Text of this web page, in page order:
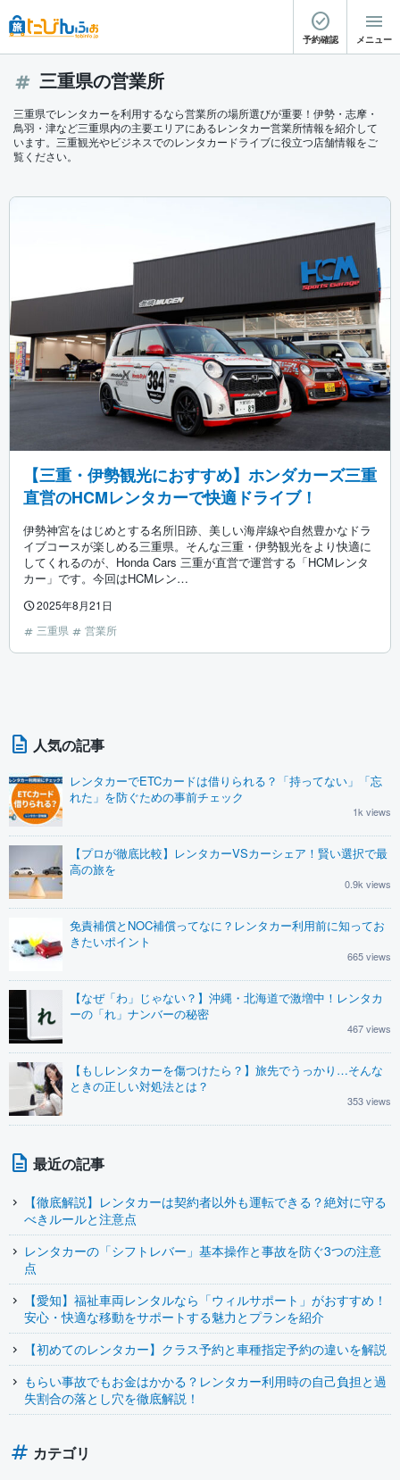
予約確認 メニュー
三重県の営業所
三重県でレンタカーを利用するなら営業所の場所選びが重要！伊勢・志摩・
鳥羽・津など三重県内の主要エリアにあるレンタカー営業所情報を紹介して
います。三重観光やビジネスでのレンタカードライブに役立つ店舗情報をご
覧ください。
【三重・伊勢観光におすすめ】ホンダカーズ三重
直営のHCMレンタカーで快適ドライブ！
伊勢神宮をはじめとする名所旧跡、美しい海岸線や自然豊かなドラ
イブコースが楽しめる三重県。そんな三重・伊勢観光をより快適に
してくれるのが、Honda Cars 三重が直営で運営する「HCMレンタ
カー」です。今回はHCMレン…
2025年8月21日
三重県
営業所
人気の記事
レンタカーでETCカードは借りられる？「持ってない」「忘
れた」を防ぐための事前チェック
1k views
【プロが徹底比較】レンタカーVSカーシェア！賢い選択で最
高の旅を
0.9k views
免責補償とNOC補償ってなに？レンタカー利用前に知ってお
きたいポイント
665 views
【なぜ「わ」じゃない？】沖縄・北海道で激増中！レンタカ
ーの「れ」ナンバーの秘密
467 views
【もしレンタカーを傷つけたら？】旅先でうっかり…そんな
ときの正しい対処法とは？
353 views
最近の記事
【徹底解説】レンタカーは契約者以外も運転できる？絶対に守る
べきルールと注意点
レンタカーの「シフトレバー」基本操作と事故を防ぐ3つの注意
点
【愛知】福祉車両レンタルなら「ウィルサポート」がおすすめ！
安心・快適な移動をサポートする魅力とプランを紹介
【初めてのレンタカー】クラス予約と車種指定予約の違いを解説
もらい事故でもお金はかかる？レンタカー利用時の自己負担と過
失割合の落とし穴を徹底解説！
カテゴリ